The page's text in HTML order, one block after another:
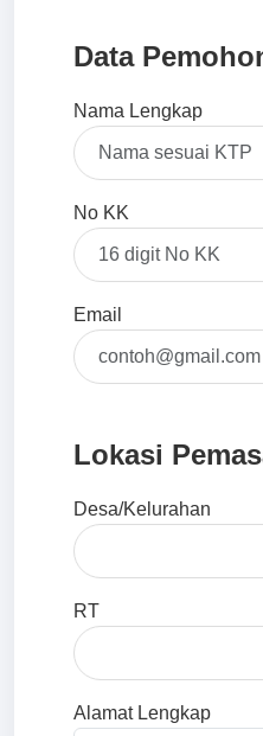
Data
Nama Lengkap
No KK
Email
Lokasi
Desa/Kelurahan
RT
Alamat Lengkap